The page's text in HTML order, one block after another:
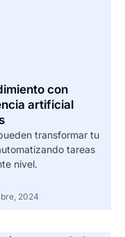
con
artificial
transformar tu
tareas
nivel.
2024